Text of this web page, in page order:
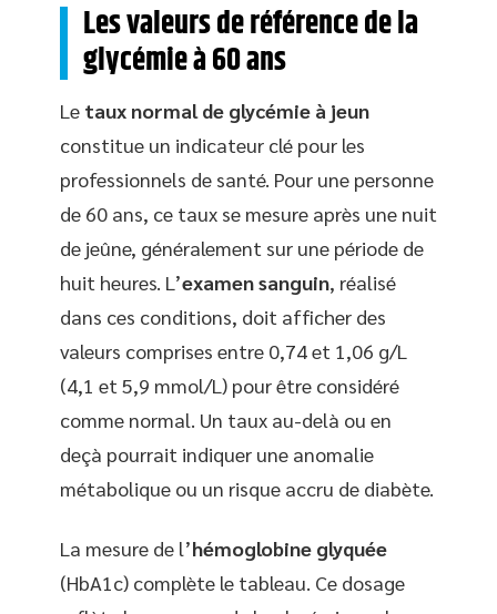
Les valeurs de référence de la
glycémie à 60 ans
Le taux normal de glycémie à jeun
constitue un indicateur clé pour les
professionnels de santé. Pour une personne
de 60 ans, ce taux se mesure après une nuit
de jeûne, généralement sur une période de
huit heures. L’examen sanguin, réalisé
dans ces conditions, doit afficher des
valeurs comprises entre 0,74 et 1,06 g/L
(4,1 et 5,9 mmol/L) pour être considéré
comme normal. Un taux au-delà ou en
deçà pourrait indiquer une anomalie
métabolique ou un risque accru de diabète.
La mesure de l’hémoglobine glyquée
(HbA1c) complète le tableau. Ce dosage